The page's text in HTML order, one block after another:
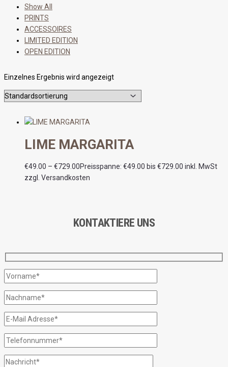
Show All
PRINTS
ACCESSOIRES
LIMITED EDITION
OPEN EDITION
Einzelnes Ergebnis wird angezeigt
LIME MARGARITA
€49.00 – €729.00Preisspanne: €49.00 bis €729.00 inkl. MwSt
zzgl. Versandkosten
KONTAKTIERE UNS